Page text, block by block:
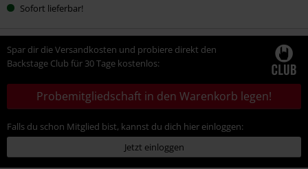
Sofort lieferbar!
Spar dir die Versandkosten und probiere direkt den
Backstage Club für 30 Tage kostenlos:
Probemitgliedschaft in den Warenkorb legen!
Falls du schon Mitglied bist, kannst du dich hier einloggen:
Jetzt einloggen